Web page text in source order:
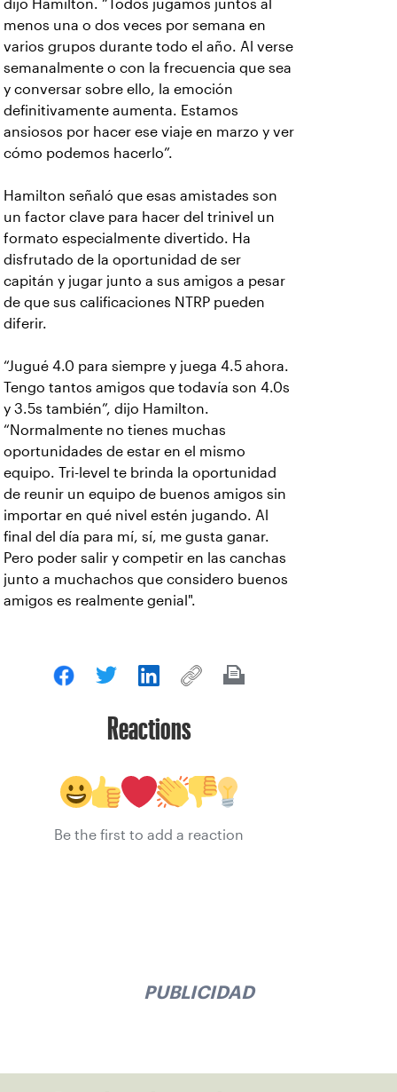
dijo Hamilton. “Todos jugamos juntos al
menos una o dos veces por semana en
varios grupos durante todo el año. Al verse
semanalmente o con la frecuencia que sea
y conversar sobre ello, la emoción
definitivamente aumenta. Estamos
ansiosos por hacer ese viaje en marzo y ver
cómo podemos hacerlo”.
Hamilton señaló que esas amistades son
un factor clave para hacer del trinivel un
formato especialmente divertido. Ha
disfrutado de la oportunidad de ser
capitán y jugar junto a sus amigos a pesar
de que sus calificaciones NTRP pueden
diferir.
“Jugué 4.0 para siempre y juega 4.5 ahora.
Tengo tantos amigos que todavía son 4.0s
y 3.5s también”, dijo Hamilton.
“Normalmente no tienes muchas
oportunidades de estar en el mismo
equipo. Tri-level te brinda la oportunidad
de reunir un equipo de buenos amigos sin
importar en qué nivel estén jugando. Al
final del día para mí, sí, me gusta ganar.
Pero poder salir y competir en las canchas
junto a muchachos que considero buenos
amigos es realmente genial".
Reactions
Be the first to add a reaction
PUBLICIDAD